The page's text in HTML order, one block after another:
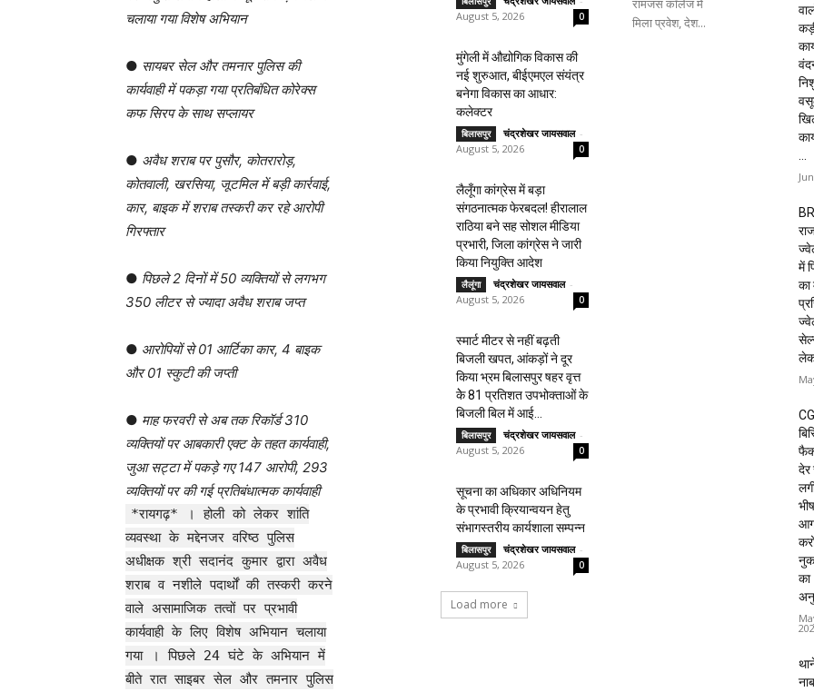
चलाया गया विशेष अभियान
● सायबर सेल और तमनार पुलिस की
कार्यवाही में पकड़ा गया प्रतिबंधित कोरेक्स
कफ सिरप के साथ सप्लायर
● अवैध शराब पर पुसौर, कोतरारोड़,
कोतवाली, खरसिया, जूटमिल में बड़ी कार्रवाई,
कार, बाइक में शराब तस्करी कर रहे आरोपी
गिरफ्तार
● पिछले 2 दिनों में 50 व्यक्तियों से लगभग
350 लीटर से ज्यादा अवैध शराब जप्त
● आरोपियों से 01 आर्टिका कार, 4 बाइक
और 01 स्कुटी की जप्ती
● माह फरवरी से अब तक रिकॉर्ड 310
व्यक्तियों पर आबकारी एक्ट के तहत कार्यवाही,
जुआ सट्टा में पकड़े गए 147 आरोपी, 293
व्यक्तियों पर की गई प्रतिबंधात्मक कार्यवाही
*रायगढ़* । होली को लेकर शांति
व्यवस्था के मद्देनजर वरिष्ठ पुलिस
अधीक्षक श्री सदानंद कुमार द्वारा अवैध
शराब व नशीले पदार्थों की तस्करी करने
वाले असामाजिक तत्वों पर प्रभावी
कार्यवाही के लिए विशेष अभियान चलाया
गया । पिछले 24 घंटे के अभियान में
बीते रात साइबर सेल और तमनार पुलिस
August 5, 2026
0
मुंगेली में औद्योगिक विकास की
नई शुरुआत, बीईएमएल संयंत्र
बनेगा विकास का आधार:
कलेक्टर
बिलासपुर चंद्रशेखर जायसवाल -
August 5, 2026
0
लैलूँगा कांग्रेस में बड़ा
संगठनात्मक फेरबदल! हीरालाल
राठिया बने सह सोशल मीडिया
प्रभारी, जिला कांग्रेस ने जारी
किया नियुक्ति आदेश
लैलूंगा चंद्रशेखर जायसवाल -
August 5, 2026
0
स्मार्ट मीटर से नहीं बढ़ती
बिजली खपत, आंकड़ों ने दूर
किया भ्रम बिलासपुर षहर वृत्त
केे 81 प्रतिशत उपभोक्ताओं के
बिजली बिल में आई...
बिलासपुर चंद्रशेखर जायसवाल -
August 5, 2026
0
सूचना का अधिकार अधिनियम
के प्रभावी क्रियान्वयन हेतु
संभागस्तरीय कार्यशाला सम्पन्न
बिलासपुर चंद्रशेखर जायसवाल -
August 5, 2026
0
Load more
रामजस कॉलेज में
मिला प्रवेश, देश...
में
का
देर
का